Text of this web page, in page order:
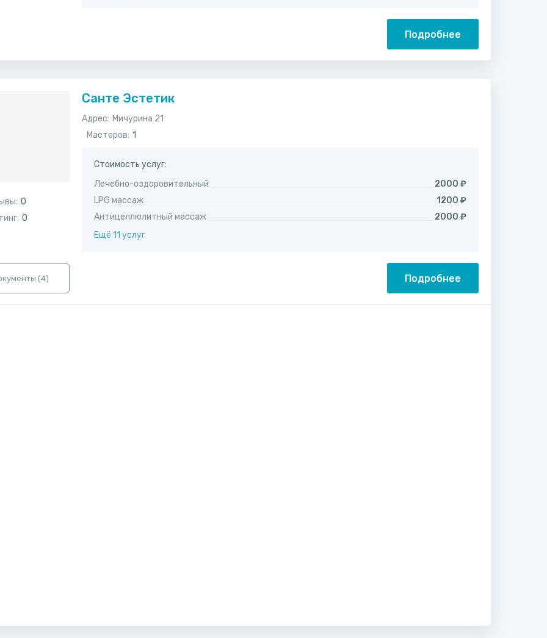
Подробнее
0
0
Санте Эстетик
Адрес: Мичурина 21
Мастеров: 1
Стоимость услуг:
Лечебно-оздоровительный
2000 ₽
LPG массаж
1200 ₽
Антицеллюлитный массаж
2000 ₽
Ещё 11 услуг
(4) Подробнее